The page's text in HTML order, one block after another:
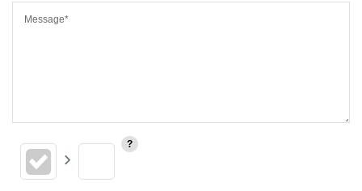
Message*